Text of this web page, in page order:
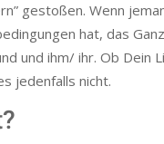
gestoßen. Wenn
hat, das
und ihm/ ihr. Ob
jedenfalls nicht.